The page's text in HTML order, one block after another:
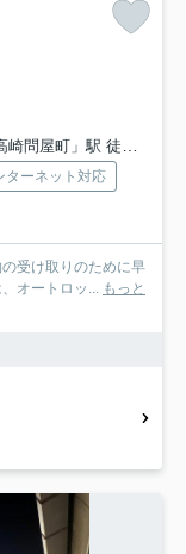
問屋町」駅 徒歩35分
ターネット対応
受け取りのために早
オートロッ... もっと